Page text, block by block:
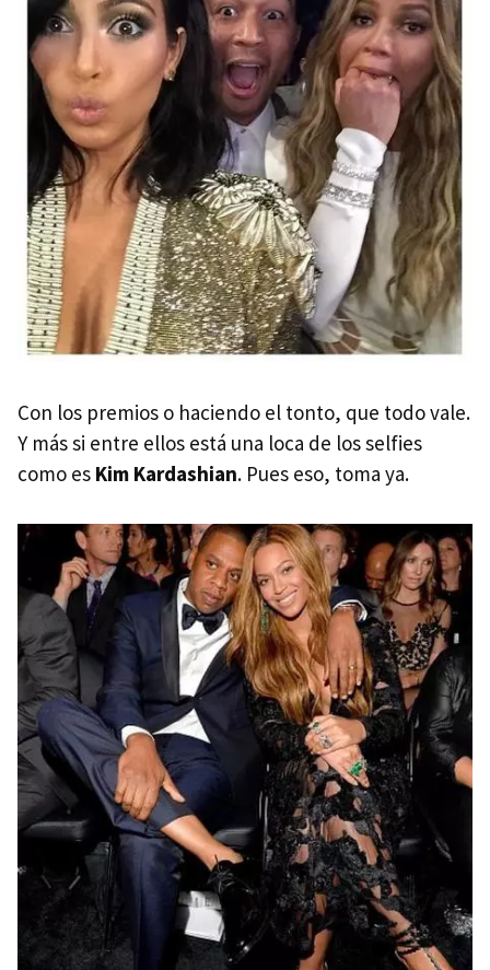
Con los premios o haciendo el tonto, que todo vale.
Y más si entre ellos está una loca de los selfies
como es Kim Kardashian. Pues eso, toma ya.